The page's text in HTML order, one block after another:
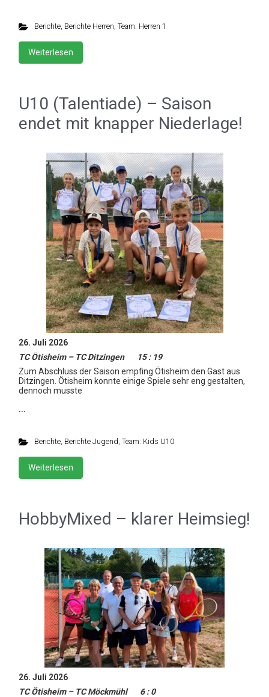
Berichte, Berichte Herren, Team: Herren 1
Weiterlesen
U10 (Talentiade) – Saison
endet mit knapper Niederlage!
26. Juli 2026
TC Ötisheim – TC Ditzingen 15 : 19
Zum Abschluss der Saison empfing Ötisheim den Gast aus
Ditzingen. Ötisheim konnte einige Spiele sehr eng gestalten,
dennoch musste
…
Berichte, Berichte Jugend, Team: Kids U10
Weiterlesen
HobbyMixed – klarer Heimsieg!
26. Juli 2026
TC Ötisheim – TC Möckmühl 6 : 0